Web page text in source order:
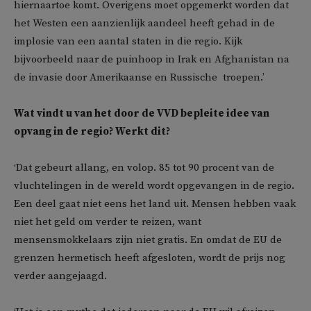
hiernaartoe komt. Overigens moet opgemerkt worden dat
het Westen een aanzienlijk aandeel heeft gehad in de
implosie van een aantal staten in die regio. Kijk
bijvoorbeeld naar de puinhoop in Irak en Afghanistan na
de invasie door Amerikaanse en Russische troepen.’
Wat vindt u van het door de VVD bepleite idee van
opvang in de regio? Werkt dit?
‘Dat gebeurt allang, en volop. 85 tot 90 procent van de
vluchtelingen in de wereld wordt opgevangen in de regio.
Een deel gaat niet eens het land uit. Mensen hebben vaak
niet het geld om verder te reizen, want
mensensmokkelaars zijn niet gratis. En omdat de EU de
grenzen hermetisch heeft afgesloten, wordt de prijs nog
verder aangejaagd.